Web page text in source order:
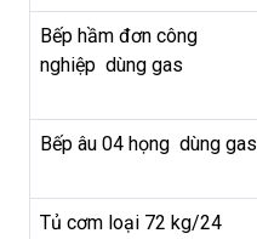
Bếp hầm đơn công
nghiệp dùng gas
Bếp âu 04 họng dùng gas
Tủ cơm loại 72 kg/24